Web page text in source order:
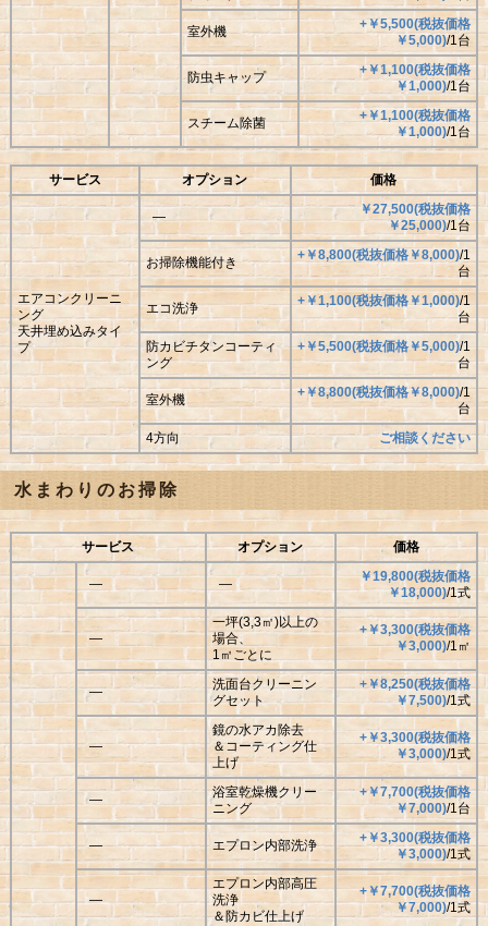
室外機
+￥5,500(税抜価格
￥5,000)/1台
防虫キャップ
+￥1,100(税抜価格
￥1,000)/1台
スチーム除菌
+￥1,100(税抜価格
￥1,000)/1台
サービス オプション 価格
エアコンクリーニ
ング
天井埋め込みタイ
プ
―
￥27,500(税抜価格
￥25,000)/1台
お掃除機能付き +￥8,800(税抜価格￥8,000)/1
台
エコ洗浄 +￥1,100(税抜価格￥1,000)/1
台
防カビチタンコーティ
ング
+￥5,500(税抜価格￥5,000)/1
台
室外機 +￥8,800(税抜価格￥8,000)/1
台
4方向
ご相談ください
水まわりのお掃除
サービス オプション 価格
― ―
￥19,800(税抜価格
￥18,000)/1式
―
一坪(3,3㎡)以上の
場合、
1㎡ごとに
+￥3,300(税抜価格
￥3,000)/1㎡
―
洗面台クリーニン
グセット
+￥8,250(税抜価格
￥7,500)/1式
―
鏡の水アカ除去
＆コーティング仕
上げ
+￥3,300(税抜価格
￥3,000)/1式
―
浴室乾燥機クリー
ニング
+￥7,700(税抜価格
￥7,000)/1台
― エプロン内部洗浄
+￥3,300(税抜価格
￥3,000)/1式
―
エプロン内部高圧
洗浄
＆防カビ仕上げ
+￥7,700(税抜価格
￥7,000)/1式